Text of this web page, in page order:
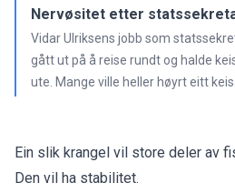
Nervøsitet etter
Vidar Ulriksens jobb som
gått ut på å reise rundt og halde
ute. Mange ville heller høyrt eitt
Ein slik krangel vil store deler av
Den vil ha stabilitet.